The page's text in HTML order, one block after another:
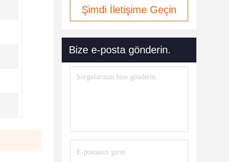
Şimdi İletişime Geçin
Bize e-posta gönderin.